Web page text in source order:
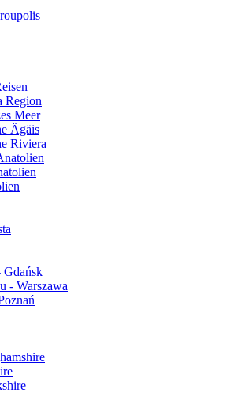
Region
Meer
Ägäis
Riviera
Gdańsk
- Warszawa